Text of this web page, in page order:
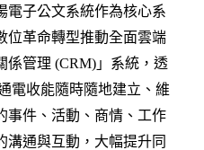
電子公文系統作為核心系
位革命轉型推動全面雲端
係管理 (CRM)」系統，透
電收能隨時隨地建立、維
事件、活動、商情、工作
溝通與互動，大幅提升同